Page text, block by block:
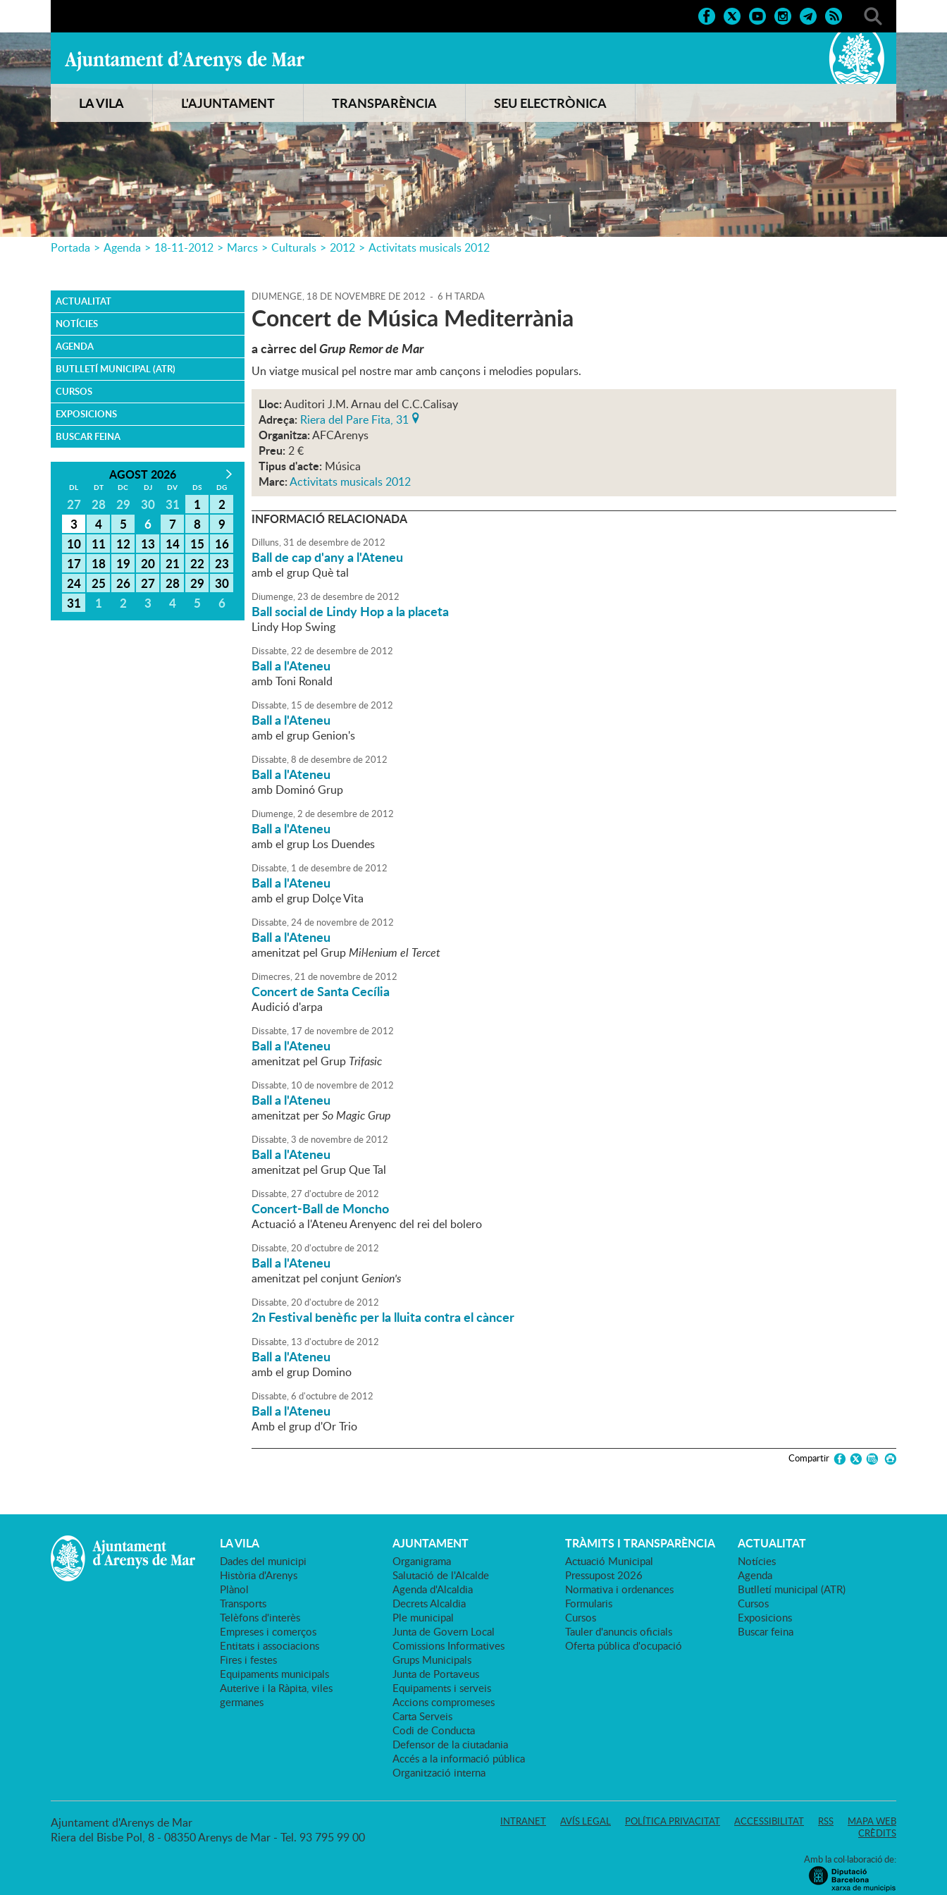
LA VILA L'AJUNTAMENT TRANSPARÈNCIA SEU ELECTRÒNICA
Portada > Agenda > 18-11-2012 > Marcs > Culturals > 2012 > Activitats musicals 2012
ACTUALITAT
NOTÍCIES
AGENDA
BUTLLETÍ MUNICIPAL (ATR)
CURSOS
EXPOSICIONS
BUSCAR FEINA
AGOST 2026
DL DT DC DJ DV DS DG
27 28 29 30 31 1
2
3
4 5 6 7 8
9
10
11 12 13 14 15
16
17
18 19 20 21 22
23
24
25 26 27 28 29
30
31
1 2 3 4 5 6
DIUMENGE, 18 DE NOVEMBRE DE 2012 - 6 H TARDA
Concert de Música Mediterrània
a càrrec delGrup Remor de Mar
Un viatge musical pel nostre mar amb cançons i melodies populars.
Lloc:Auditori J.M. Arnau del C.C.Calisay
Adreça: Riera del Pare Fita, 31
Organitza:AFCArenys
Preu: 2 €
Tipus d'acte: Música
Marc:Activitats musicals 2012
INFORMACIÓ RELACIONADA
Dilluns,31 dedesembrede2012
Ball de cap d'any a l'Ateneu
amb el grup Què tal
Diumenge,23 dedesembrede2012
Ball social de Lindy Hop a la placeta
Lindy Hop Swing
Dissabte,22 dedesembrede2012
Ball a l'Ateneu
amb Toni Ronald
Dissabte, 15 dedesembrede2012
Ball a l'Ateneu
amb el grup Genion's
Dissabte,8 dedesembrede2012
Ball a l'Ateneu
amb Dominó Grup
Diumenge,2 dedesembrede2012
Ball a l'Ateneu
amb el grup Los Duendes
Dissabte, 1 dedesembrede2012
Ball a l'Ateneu
amb el grup Dolçe Vita
Dissabte,24de novembrede2012
Ball a l'Ateneu
amenitzat pel GrupMil·lenium el Tercet
Dimecres,21 de novembrede2012
Concert de Santa Cecília
Audició d'arpa
Dissabte, 17 de novembrede2012
Ball a l'Ateneu
amenitzat pel Grup Trifasic
Dissabte, 10 de novembrede2012
Ball a l'Ateneu
amenitzat perSo Magic Grup
Dissabte,3 de novembrede2012
Ball a l'Ateneu
amenitzat pel Grup Que Tal
Dissabte,27 d'octubrede2012
Concert-Ball de Moncho
Actuació a l'Ateneu Arenyenc del rei del bolero
Dissabte,20 d'octubrede2012
Ball a l'Ateneu
amenitzat pel conjuntGenion's
Dissabte,20 d'octubrede2012
2n Festival benèfic per la lluita contra el càncer
Dissabte, 13 d'octubrede2012
Ball a l'Ateneu
amb el grup Domino
Dissabte,6 d'octubrede2012
Ball a l'Ateneu
Amb el grup d'Or Trio
Compartir
LA VILA
Dades del municipi
Història d'Arenys
Plànol
Transports
Telèfons d'interès
Empreses i comerços
Entitats i associacions
Fires i festes
Equipaments municipals
Auterive i la Ràpita, viles
germanes
AJUNTAMENT
Organigrama
Salutació de l'Alcalde
Agenda d'Alcaldia
Decrets Alcaldia
Ple municipal
Junta de Govern Local
Comissions Informatives
Grups Municipals
Junta de Portaveus
Equipaments i serveis
Accions compromeses
Carta Serveis
Codi de Conducta
Defensor de la ciutadania
Accés a la informació pública
Organització interna
TRÀMITS I TRANSPARÈNCIA
Actuació Municipal
Pressupost 2026
Normativa i ordenances
Formularis
Cursos
Tauler d'anuncis oficials
Oferta pública d'ocupació
ACTUALITAT
Notícies
Agenda
Butlletí municipal (ATR)
Cursos
Exposicions
Buscar feina
Ajuntament d'Arenys de Mar
Riera del Bisbe Pol, 8 - 08350 Arenys de Mar - Tel. 93 795 99 00
INTRANET AVÍS LEGAL POLÍTICA PRIVACITAT ACCESSIBILITAT RSS
MAPA WEB
CRÈDITS
Amb la col·laboració de: